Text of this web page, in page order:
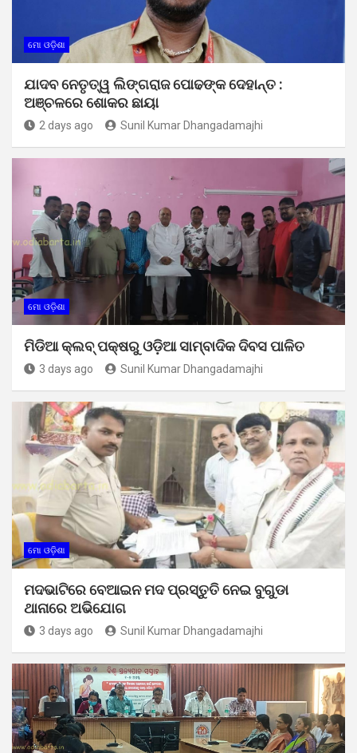
ମୋ ଓଡ଼ିଶା
ଯାଦବ ନେତୃତ୍ୱ ଲିଙ୍ଗରାଜ ପୋଢଙ୍କ ଦେହାନ୍ତ :
ଅଞ୍ଚଳରେ ଶୋକର ଛାୟା
2 days ago Sunil Kumar Dhangadamajhi
ମୋ ଓଡ଼ିଶା
ମିଡିଆ କ୍ଲବ୍ ପକ୍ଷରୁ ଓଡ଼ିଆ ସାମ୍ବାଦିକ ଦିବସ ପାଳିତ
3 days ago Sunil Kumar Dhangadamajhi
ମୋ ଓଡ଼ିଶା
ମଦଭାଟିରେ ବେଆଇନ ମଦ ପ୍ରସ୍ତୁତି ନେଇ ବୁଗୁଡା
ଥାନାରେ ଅଭିଯୋଗ
3 days ago Sunil Kumar Dhangadamajhi